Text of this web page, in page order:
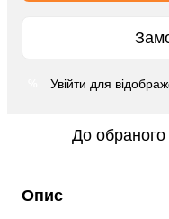
Увійти для
До обраного
Опис